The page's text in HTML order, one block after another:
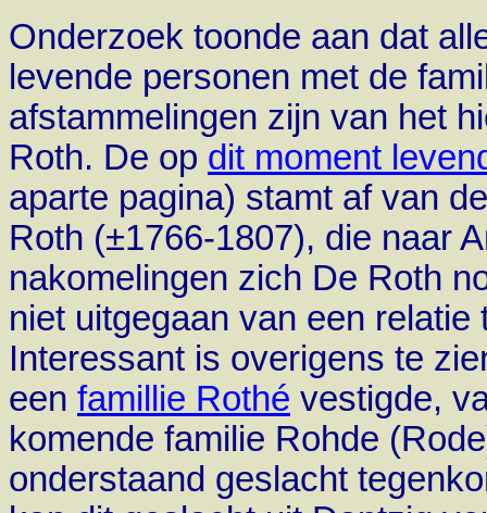
Onderzoek toonde aan dat
levende personen met de
afstammelingen zijn van het
Roth. De op dit moment
aparte pagina) stamt af van
Roth (±1766-1807), die naar
nakomelingen zich De Roth
niet uitgegaan van een
Interessant is overigens te
een famillie Rothé vestigde,
komende familie Rohde
onderstaand geslacht